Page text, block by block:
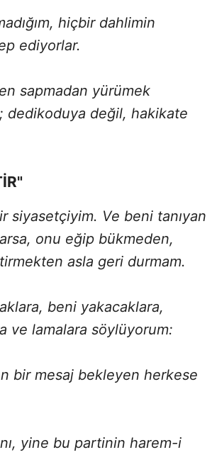
hiçbir dahlimin
ediyorlar.
sapmadan yürümek
dedikoduya değil, hakikate
siyasetçiyim. Ve beni tanıyan
onu eğip bükmeden,
asla geri durmam.
beni yakacaklara,
ve lamalara söylüyorum:
bir mesaj bekleyen herkese
yine bu partinin harem-i